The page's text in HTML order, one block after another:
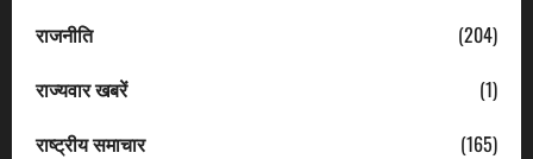
राजनीति
(204)
राज्यवार खबरें
(1)
राष्ट्रीय समाचार
(165)